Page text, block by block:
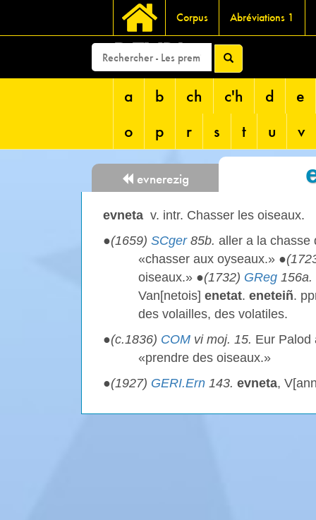
Corpus Abréviations 1
DEVRI
a b ch c'h d
e
o
p r s t u v
evnerezig
evneta v. intr. Chasser les oiseaux.
●(1659) SCger85b. aller a la
«chasser aux oyseaux.» ●
oiseaux.» ●(1732) GReg 156a.
Van[netois] enetat. eneteiñ.
des volailles, des volatiles.
●(c.1836) COM vi moj. 15. Eur
«prendre des oiseaux.»
●(1927) GERI.Ern 143. evneta,